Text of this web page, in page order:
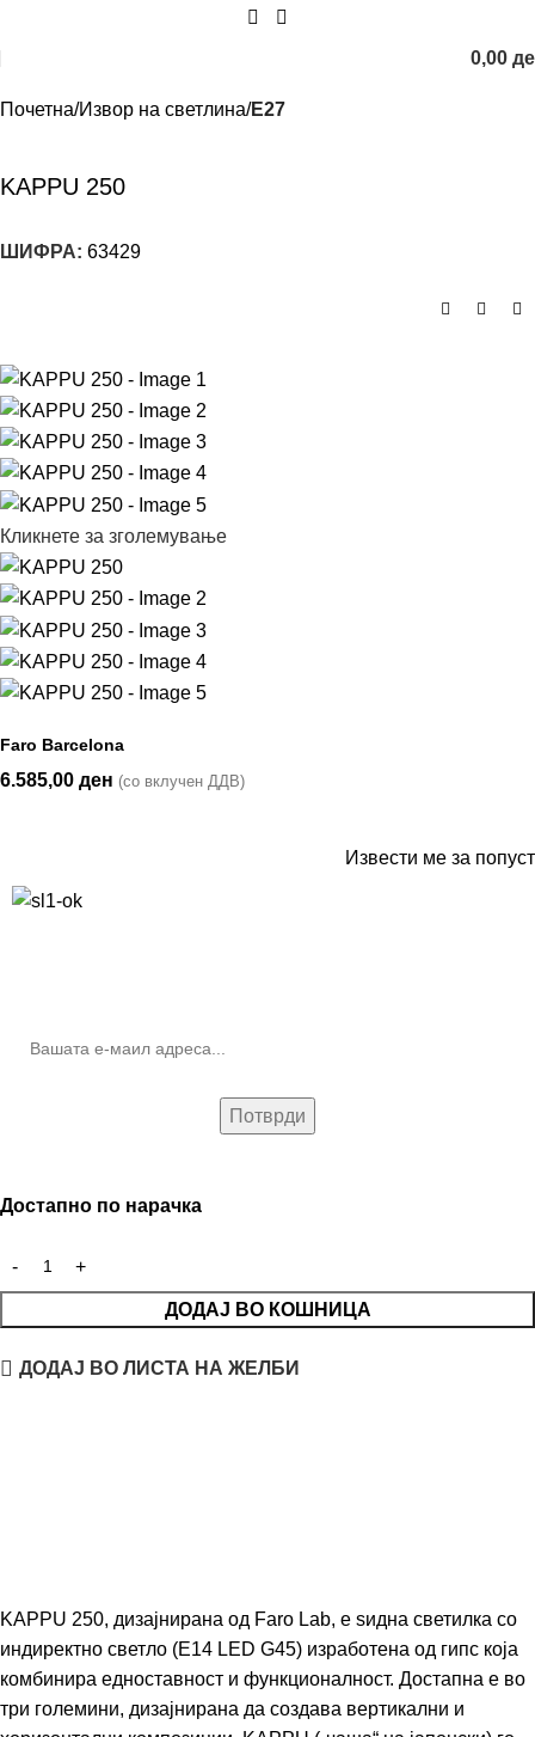
0,00
Почетна Извор на светлина E27
KAPPU 250
ШИФРА: 63429
Кликнете за зголемување
Faro Barcelona
6.585,00 ден (со вклучен ДДВ)
Извести ме за попуст
Достапно по нарачка
ДОДАЈ ВО КОШНИЦА
ДОДАЈ ВО ЛИСТА НА ЖЕЛБИ
KAPPU 250, дизајнирана од Faro Lab, е ѕидна светилка со
индиректно светло (E14 LED G45) изработена од гипс која
комбинира едноставност и функционалност. Достапна е во
три големини, дизајнирана да создава вертикални и